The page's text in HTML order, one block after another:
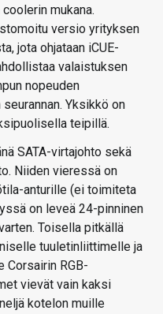
mukana.
versio yrityksen
jota ohjataan iCUE-
valaistuksen
nopeuden
Yksikkö on
teipillä.
SATA-virtajohto sekä
Niiden vieressä on
anturille (ei toimiteta
on leveä 24-pinninen
Toisella pitkällä
tuuletinliittimelle ja
Corsairin RGB-
vievät vain kaksi
kotelon muille